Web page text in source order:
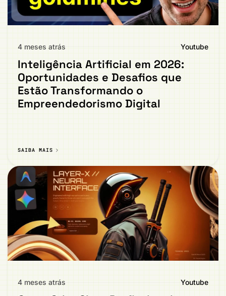
4 meses atrás Youtube
Inteligência Artificial em 2026:
Oportunidades e Desafios que
Estão Transformando o
Empreendedorismo Digital
SAIBA MAIS
4 meses atrás Youtube